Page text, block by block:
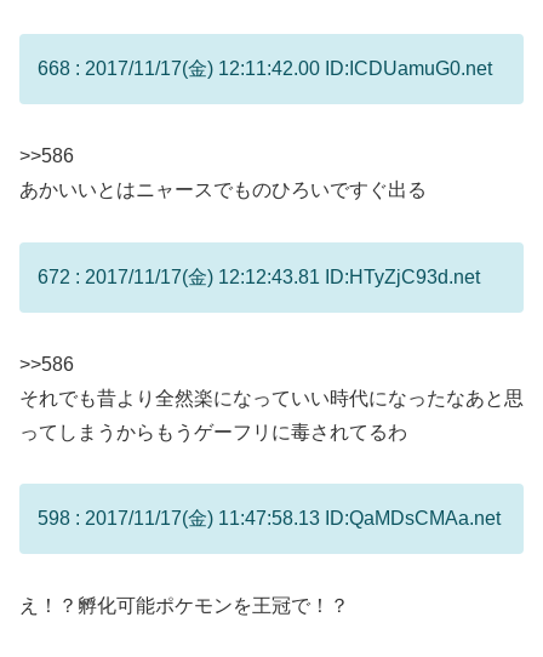
668 : 2017/11/17(金) 12:11:42.00 ID:ICDUamuG0.net
>>586
あかいいとはニャースでものひろいですぐ出る
672 : 2017/11/17(金) 12:12:43.81 ID:HTyZjC93d.net
>>586
それでも昔より全然楽になっていい時代になったなあと思
ってしまうからもうゲーフリに毒されてるわ
598 : 2017/11/17(金) 11:47:58.13 ID:QaMDsCMAa.net
え！？孵化可能ポケモンを王冠で！？